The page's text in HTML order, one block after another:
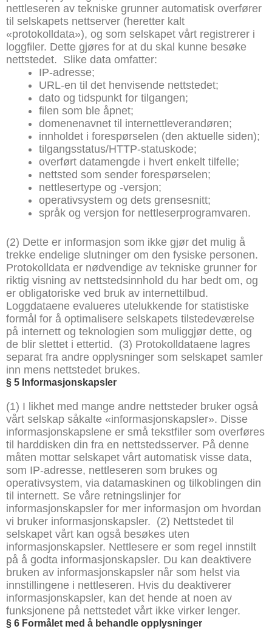
nettleseren av tekniske grunner automatisk overfører
til selskapets nettserver (heretter kalt
«protokolldata»), og som selskapet vårt registrerer i
loggfiler. Dette gjøres for at du skal kunne besøke
nettstedet. Slike data omfatter:
IP-adresse;
URL-en til det henvisende nettstedet;
dato og tidspunkt for tilgangen;
filen som ble åpnet;
domenenavnet til internettleverandøren;
innholdet i forespørselen (den aktuelle siden);
tilgangsstatus/HTTP-statuskode;
overført datamengde i hvert enkelt tilfelle;
nettsted som sender forespørselen;
nettlesertype og -versjon;
operativsystem og dets grensesnitt;
språk og versjon for nettleserprogramvaren.
(2) Dette er informasjon som ikke gjør det mulig å
trekke endelige slutninger om den fysiske personen.
Protokolldata er nødvendige av tekniske grunner for
riktig visning av nettstedsinnhold du har bedt om, og
er obligatoriske ved bruk av internettilbud.
Loggdataene evalueres utelukkende for statistiske
formål for å optimalisere selskapets tilstedeværelse
på internett og teknologien som muliggjør dette, og
de blir slettet i ettertid. (3) Protokolldataene lagres
separat fra andre opplysninger som selskapet samler
inn mens nettstedet brukes.
§ 5 Informasjonskapsler
(1) I likhet med mange andre nettsteder bruker også
vårt selskap såkalte «informasjonskapsler». Disse
informasjonskapslene er små tekstfiler som overføres
til harddisken din fra en nettstedsserver. På denne
måten mottar selskapet vårt automatisk visse data,
som IP-adresse, nettleseren som brukes og
operativsystem, via datamaskinen og tilkoblingen din
til internett. Se våre retningslinjer for
informasjonskapsler for mer informasjon om hvordan
vi bruker informasjonskapsler. (2) Nettstedet til
selskapet vårt kan også besøkes uten
informasjonskapsler. Nettlesere er som regel innstilt
på å godta informasjonskapsler. Du kan deaktivere
bruken av informasjonskapsler når som helst via
innstillingene i nettleseren. Hvis du deaktiverer
informasjonskapsler, kan det hende at noen av
funksjonene på nettstedet vårt ikke virker lenger.
§ 6 Formålet med å behandle opplysninger